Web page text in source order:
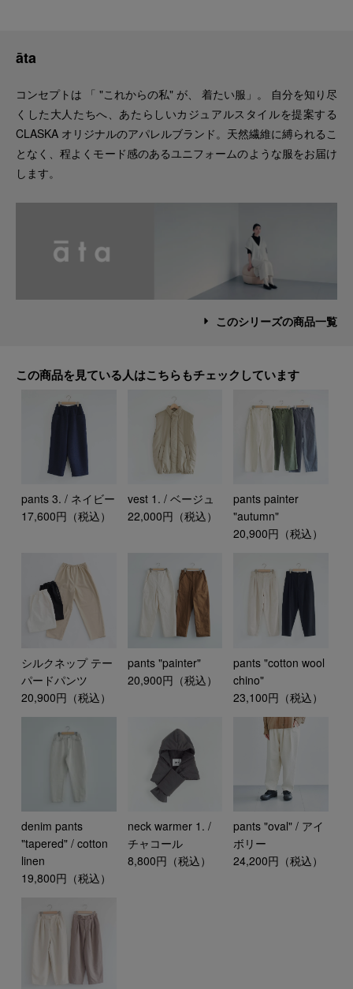
āta
コンセプトは 「 "これからの私" が、 着たい服」。 自分を知り尽
くした大人たちへ、あたらしいカジュアルスタイルを提案する
CLASKA オリジナルのアパレルブランド。天然繊維に縛られるこ
となく、程よくモード感のあるユニフォームのような服をお届け
します。
このシリーズの商品一覧
この商品を見ている人はこちらもチェックしています
pants 3. / ネイビー
17,600円（税込）
vest 1. / ベージュ
22,000円（税込）
pants painter
"autumn"
20,900円（税込）
シルクネップ テー
パードパンツ
20,900円（税込）
pants "painter"
20,900円（税込）
pants "cotton wool
chino"
23,100円（税込）
denim pants
"tapered" / cotton
linen
19,800円（税込）
neck warmer 1. /
チャコール
8,800円（税込）
pants "oval" / アイ
ボリー
24,200円（税込）